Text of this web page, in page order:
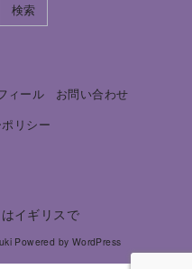
検索
ィール
お問い合わせ
リシー
イギリスで
Powered by WordPress